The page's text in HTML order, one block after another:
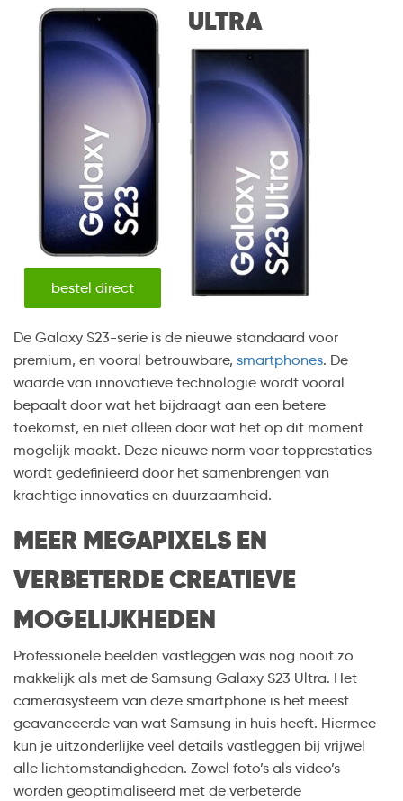
bestel direct
ULTRA
De Galaxy S23-serie is de nieuwe standaard voor
premium, en vooral betrouwbare, smartphones. De
waarde van innovatieve technologie wordt vooral
bepaalt door wat het bijdraagt aan een betere
toekomst, en niet alleen door wat het op dit moment
mogelijk maakt. Deze nieuwe norm voor topprestaties
wordt gedefinieerd door het samenbrengen van
krachtige innovaties en duurzaamheid.
MEER MEGAPIXELS EN
VERBETERDE CREATIEVE
MOGELIJKHEDEN
Professionele beelden vastleggen was nog nooit zo
makkelijk als met de Samsung Galaxy S23 Ultra. Het
camerasysteem van deze smartphone is het meest
geavanceerde van wat Samsung in huis heeft. Hiermee
kun je uitzonderlijke veel details vastleggen bij vrijwel
alle lichtomstandigheden. Zowel foto’s als video’s
worden geoptimaliseerd met de verbeterde